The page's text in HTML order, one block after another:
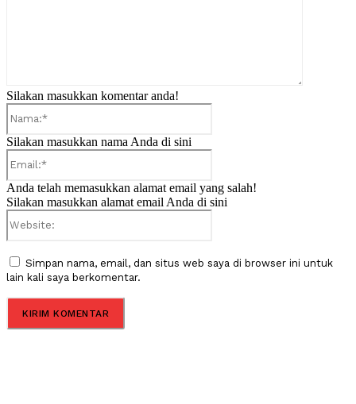
Silakan masukkan komentar anda!
Silakan masukkan nama Anda di sini
Anda telah memasukkan alamat email yang salah!
Silakan masukkan alamat email Anda di sini
Simpan nama, email, dan situs web saya di browser ini untuk
lain kali saya berkomentar.